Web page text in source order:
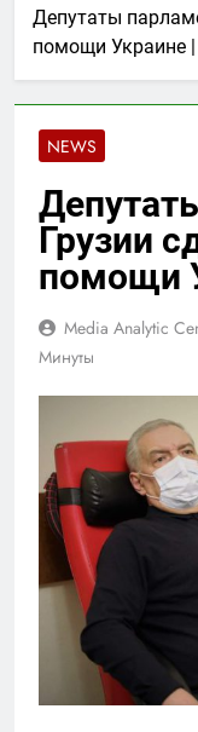
Депутаты
помощи Украине |
NEWS
Грузии
помощи
Media Analytic
Минуты